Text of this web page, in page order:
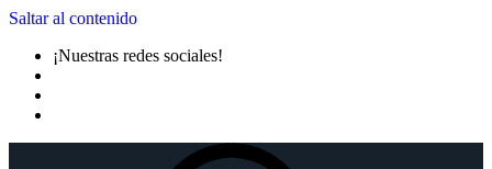
Saltar al contenido
¡Nuestras redes sociales!